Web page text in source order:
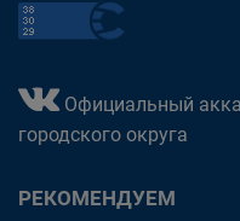
Официальный
городского округа
РЕКОМЕНДУЕМ